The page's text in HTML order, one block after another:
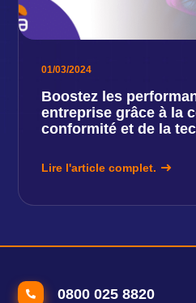
01/03/2024
Boostez les
entreprise grâce à la
conformité et de la
Lire l'article complet.
0800 025 8820